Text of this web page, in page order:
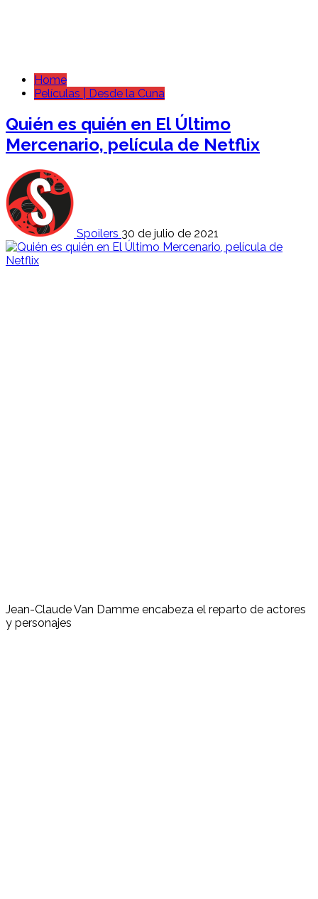
Home
Películas | Desde la Cuna
Quién es quién en El Último
Mercenario, película de Netflix
Spoilers 30 de julio de 2021
Jean-Claude Van Damme encabeza el reparto de actores
y personajes